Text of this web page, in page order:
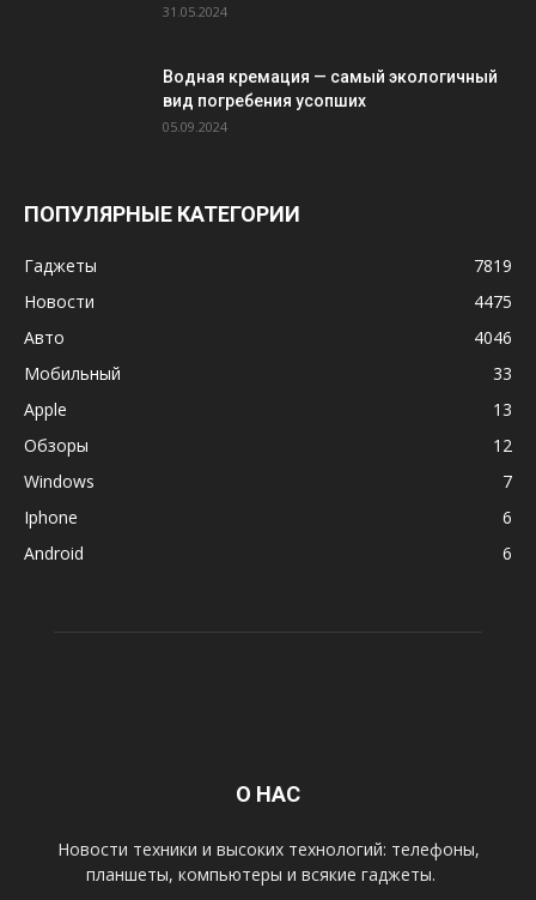
31.05.2024
Водная кремация — самый экологичный
вид погребения усопших
05.09.2024
ПОПУЛЯРНЫЕ КАТЕГОРИИ
Гаджеты
7819
Новости
4475
Авто
4046
Мобильный
33
Apple
13
Обзоры
12
Windows
7
Iphone
6
Android
6
О НАС
Новости техники и высоких технологий: телефоны,
планшеты, компьютеры и всякие гаджеты.